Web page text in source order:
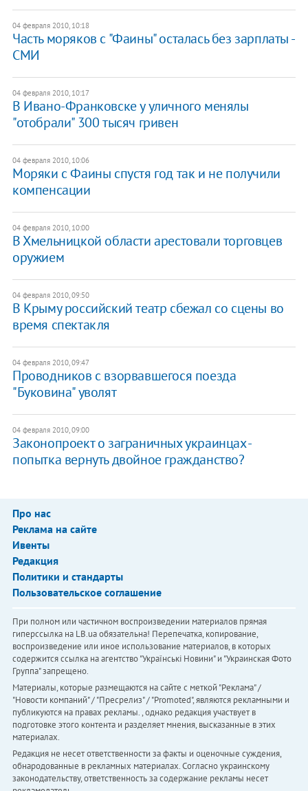
04 февраля 2010, 10:18
Часть моряков с "Фаины" осталась без зарплаты -
СМИ
04 февраля 2010, 10:17
В Ивано-Франковске у уличного менялы
"отобрали" 300 тысяч гривен
04 февраля 2010, 10:06
Моряки с Фаины спустя год так и не получили
компенсации
04 февраля 2010, 10:00
В Хмельницкой области арестовали торговцев
оружием
04 февраля 2010, 09:50
В Крыму российский театр сбежал со сцены во
время спектакля
04 февраля 2010, 09:47
Проводников с взорвавшегося поезда
"Буковина" уволят
04 февраля 2010, 09:00
Законопроект о заграничных украинцах -
попытка вернуть двойное гражданство?
Про нас
Реклама на сайте
Ивенты
Редакция
Политики и стандарты
Пользовательское соглашение
При полном или частичном воспроизведении материалов прямая
гиперссылка на LB.ua обязательна! Перепечатка, копирование,
воспроизведение или иное использование материалов, в которых
содержится ссылка на агентство "Українськi Новини" и "Украинская Фото
Группа" запрещено.
Материалы, которые размещаются на сайте с меткой "Реклама" /
"Новости компаний" / "Пресрелиз" / "Promoted", являются рекламными и
публикуются на правах рекламы. , однако редакция участвует в
подготовке этого контента и разделяет мнения, высказанные в этих
материалах.
Редакция не несет ответственности за факты и оценочные суждения,
обнародованные в рекламных материалах. Согласно украинскому
законодательству, ответственность за содержание рекламы несет